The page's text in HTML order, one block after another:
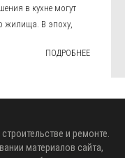
в кухне могут
жилища. В эпоху,
ПОДРОБНЕЕ
и ремонте.
материалов сайта,